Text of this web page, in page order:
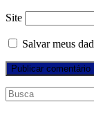
Site
Salvar meus